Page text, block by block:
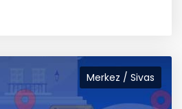
Merkez / Sivas